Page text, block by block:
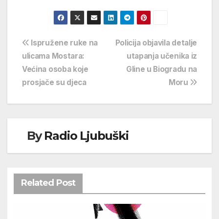
Navigacija
objava
Policija objavila detalje
utapanja učenika iz
Gline u Biogradu na
Moru
Ispružene ruke na
ulicama Mostara:
Većina osoba koje
prosjače su djeca
ByRadio Ljubuški
Related Post